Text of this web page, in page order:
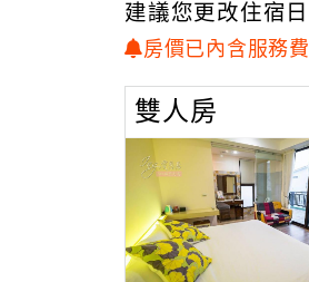
建議您更改住宿
房價已內含服務
雙人房